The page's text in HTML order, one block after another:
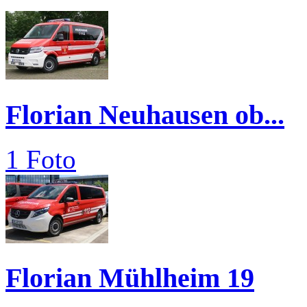
Florian Neuhausen ob...
1 Foto
Florian Mühlheim 19